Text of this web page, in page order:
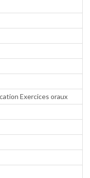
Exercices oraux